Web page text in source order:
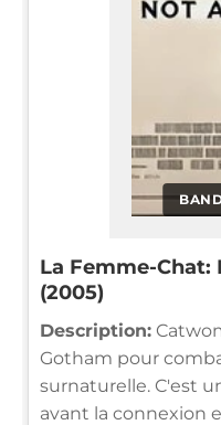
La Femme-Chat:
(2005)
Description:
Gotham pour
surnaturelle. C'est
avant la connexion